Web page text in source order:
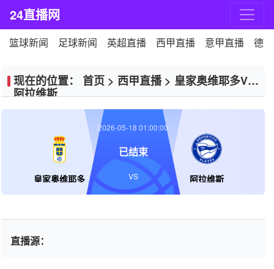
24直播网
篮球新闻 足球新闻 英超直播 西甲直播 意甲直播 德
现在的位置： 首页 > 西甲直播> 皇家奥维耶多VS
阿拉维斯
皇家奥维耶多 阿拉维斯
2026-05-18 01:00:00
已结束
VS
直播源：